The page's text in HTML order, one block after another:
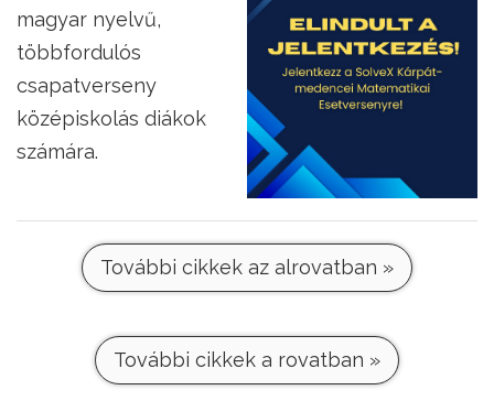
magyar nyelvű,
többfordulós
csapatverseny
középiskolás diákok
számára.
További cikkek az alrovatban »
További cikkek a rovatban »